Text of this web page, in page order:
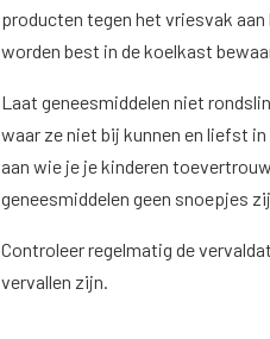
producten tegen het vriesvak
worden best in de koelkast
Laat geneesmiddelen niet
waar ze niet bij kunnen en liefst
aan wie je je kinderen
geneesmiddelen geen snoepjes
Controleer regelmatig de
vervallen zijn.